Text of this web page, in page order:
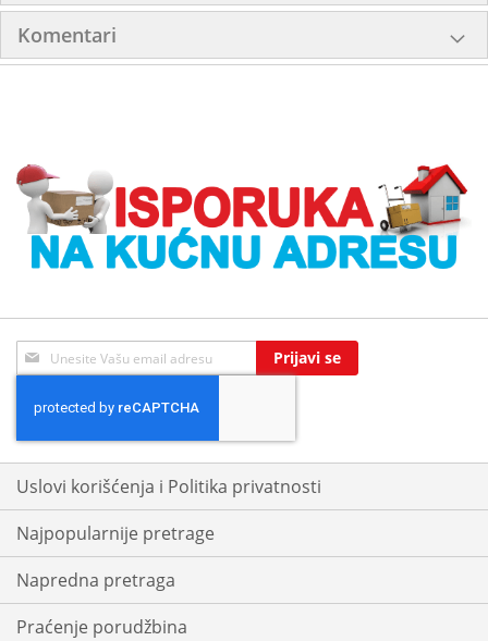
Komentari
Sign
Up
Our
Newsletter:
Prijavi se
Uslovi korišćenja i Politika privatnosti
Najpopularnije pretrage
Napredna pretraga
Praćenje porudžbina